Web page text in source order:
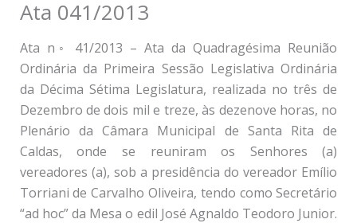
Ata 041/2013
Ata n◦ 41/2013 – Ata da Quadragésima Reunião
Ordinária da Primeira Sessão Legislativa Ordinária
da Décima Sétima Legislatura, realizada no três de
Dezembro de dois mil e treze, às dezenove horas, no
Plenário da Câmara Municipal de Santa Rita de
Caldas, onde se reuniram os Senhores (a)
vereadores (a), sob a presidência do vereador Emílio
Torriani de Carvalho Oliveira, tendo como Secretário
“ad hoc” da Mesa o edil José Agnaldo Teodoro Junior.